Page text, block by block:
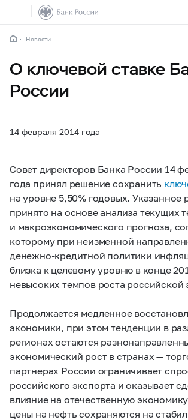
Новости
О ключевой ставке
России
14 февраля 2014 года
Совет директоров Банка России 14
года принял решение сохранить
на уровне 5,50% годовых. Указанное
принято на основе анализа текущих
и макроэкономического прогноза,
которому при неизменной
денежно-кредитной политики
близка к целевому уровню в конце
невысоких темпов роста российской
Продолжается медленное
экономики, при этом тенденции в
регионах остаются
экономический рост в странах —
партнерах России ограничивает
российского экспорта и оказывает
влияние на отечественную
цены на нефть сохраняются на